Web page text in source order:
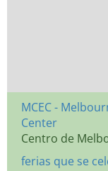
MCEC -
Center
Centro de
ferias que se